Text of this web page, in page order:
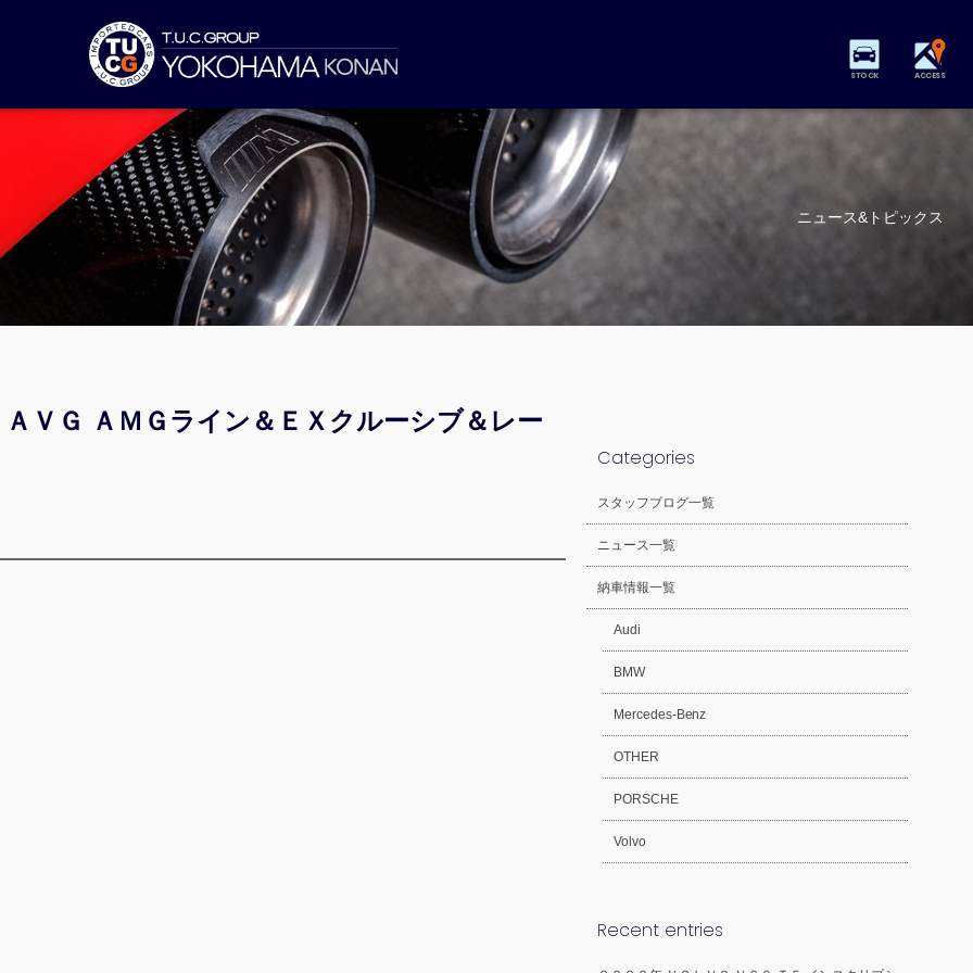
STOCK ACCESS
ニュース&トピックス
ＶＧ ＡＭＧライン＆ＥＸクルーシブ＆レー
Categories
スタッフブログ一覧
ニュース一覧
納車情報一覧
Audi
BMW
Mercedes-Benz
OTHER
PORSCHE
Volvo
Recent entries